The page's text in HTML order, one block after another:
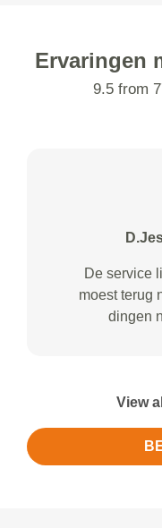
Ervaringen
9.5 from
De service
moest terug
dingen
View